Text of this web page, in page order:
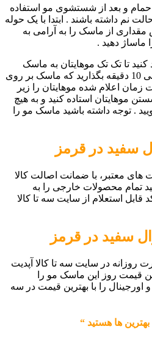
و بعد از شستشوی مو استفاده
نم داشته باشند . ابتدا با یک حوله
از ماسک را به آرامی به
ماساژ دهید .
کنید تا تک تک موهایتان به ماسک
آغشته شود سپس به مدت 5 الی 10 دقیقه بگذارید که ماسک بر روی
زمان اعلام شده موهایتان را زیر
موهایتان استاده کنید و به هیچ
. توجه داشته باشید ماسک مو را
سفید در قرمز
های معتبر، با ضمانت اصالت کالا
تمام محصولات خارجی را به
قابل استعلام از سایت سه تا کالا
سفید در قرمز
روزانه در سایت سه تا کالا آپدیت
قیمت روز این ماسک مو را
را با بهترین قیمت در سه
ها هستید “